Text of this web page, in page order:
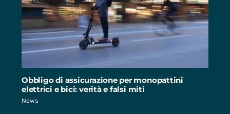
Obbligo di assicurazione per monopattini
elettrici e bici: verità e falsi miti
News